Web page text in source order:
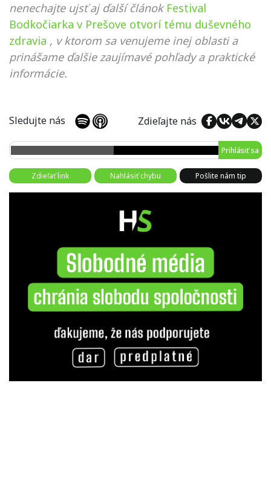
nenechajte ujsť aj ďalší článok Festival
Bodkočiarka v Prešove otvorí tému duševného
zdravia , v ktorom sa venujeme inej oblasti a
prinášame ďalšie zaujímavé pohľady a praktické
informácie.
Sledujte nás Zdieľajte nás
Prihlásiť sa
Zdieľať link Nahlásiť chybu Pošlite nám tip